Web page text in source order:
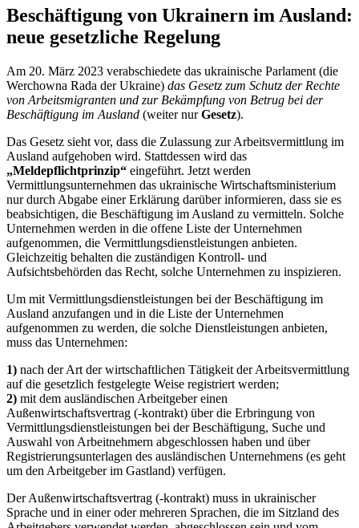
Beschäftigung von Ukrainern im Ausland:
neue gesetzliche Regelung
Am 20. März 2023 verabschiedete das ukrainische Parlament (die
Werchowna Rada der Ukraine) das Gesetz zum Schutz der Rechte
von Arbeitsmigranten und zur Bekämpfung von Betrug bei der
Beschäftigung im Ausland (weiter nurGesetz).
Das Gesetz sieht vor, dass die Zulassung zur Arbeitsvermittlung im
Ausland aufgehoben wird. Stattdessen wird das
„Meldepflichtprinzip“ eingeführt. Jetzt werden
Vermittlungsunternehmen das ukrainische Wirtschaftsministerium
nur durch Abgabe einer Erklärung darüber informieren, dass sie es
beabsichtigen, die Beschäftigung im Ausland zu vermitteln. Solche
Unternehmen werden in die offene Liste der Unternehmen
aufgenommen, die Vermittlungsdienstleistungen anbieten.
Gleichzeitig behalten die zuständigen Kontroll- und
Aufsichtsbehörden das Recht, solche Unternehmen zu inspizieren.
Um mit Vermittlungsdienstleistungen bei der Beschäftigung im
Ausland anzufangen und in die Liste der Unternehmen
aufgenommen zu werden, die solche Dienstleistungen anbieten,
muss das Unternehmen:
1) nach der Art der wirtschaftlichen Tätigkeit der Arbeitsvermittlung
auf die gesetzlich festgelegte Weise registriert werden;
2) mit dem ausländischen Arbeitgeber einen
Außenwirtschaftsvertrag (-kontrakt) über die Erbringung von
Vermittlungsdienstleistungen bei der Beschäftigung, Suche und
Auswahl von Arbeitnehmern abgeschlossen haben und über
Registrierungsunterlagen des ausländischen Unternehmens (es geht
um den Arbeitgeber im Gastland) verfügen.
Der Außenwirtschaftsvertrag (-kontrakt) muss in ukrainischer
Sprache und in einer oder mehreren Sprachen, die im Sitzland des